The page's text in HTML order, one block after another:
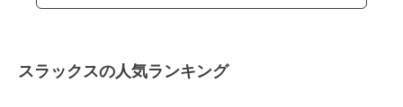
スラックスの人気ランキング